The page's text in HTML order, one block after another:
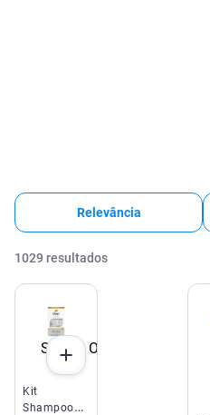
Relevância
1029 resultados
SUPER OFERTA
Kit
Shampoo